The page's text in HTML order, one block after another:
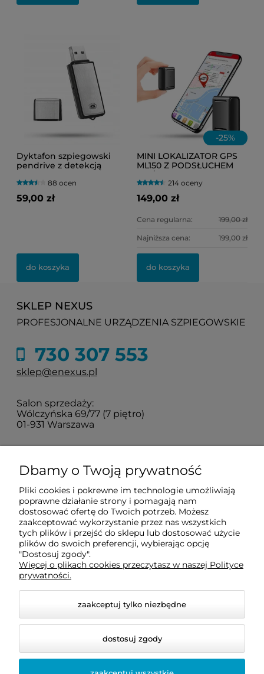
Dyktafon szpiegowski
pendrive z detekcją
88 ocen
59,00 zł
do koszyka
-25%
MINI LOKALIZATOR GPS
ML150 Z PODSŁUCHEM
NA ŻYWO
(HERMETYCZNY) DO
TOREBKI LUB
SAMOCHODU
214 oceny
149,00 zł
Cena regularna: 199,00 zł
Najniższa cena: 199,00 zł
do koszyka
SKLEP NEXUS
PROFESJONALNE URZĄDZENIA SZPIEGOWSKIE
730 307 553
sklep@enexus.pl
Salon sprzedaży:
Wólczyńska 69/77 (7 piętro)
01-931 Warszawa
O nas
Informacje
Pomoc
Dbamy o Twoją prywatność
Pliki cookies i pokrewne im technologie umożliwiają
poprawne działanie strony i pomagają nam
dostosować ofertę do Twoich potrzeb. Możesz
zaakceptować wykorzystanie przez nas wszystkich
tych plików i przejść do sklepu lub dostosować użycie
plików do swoich preferencji, wybierając opcję
"Dostosuj zgody".
Więcej o plikach cookies przeczytasz w naszej Polityce
prywatności.
zaakceptuj tylko niezbędne
dostosuj zgody